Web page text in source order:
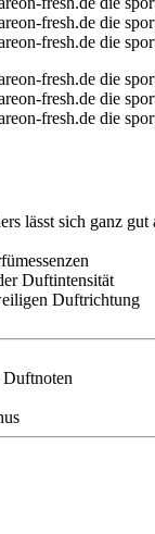
lässt sich ganz gut
Duftintensität
Duftrichtung
Duftnoten